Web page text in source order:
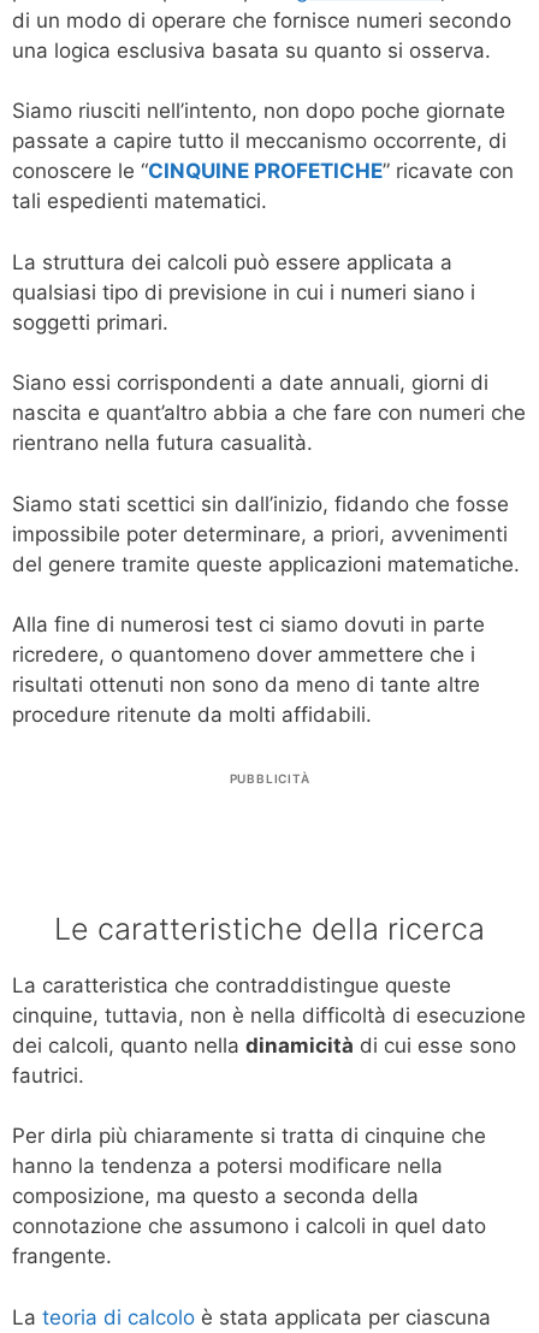
di un modo di operare che fornisce numeri secondo
una logica esclusiva basata su quanto si osserva.
Siamo riusciti nell’intento, non dopo poche giornate
passate a capire tutto il meccanismo occorrente, di
conoscere le “CINQUINE PROFETICHE” ricavate con
tali espedienti matematici.
La struttura dei calcoli può essere applicata a
qualsiasi tipo di previsione in cui i numeri siano i
soggetti primari.
Siano essi corrispondenti a date annuali, giorni di
nascita e quant’altro abbia a che fare con numeri che
rientrano nella futura casualità.
Siamo stati scettici sin dall’inizio, fidando che fosse
impossibile poter determinare, a priori, avvenimenti
del genere tramite queste applicazioni matematiche.
Alla fine di numerosi test ci siamo dovuti in parte
ricredere, o quantomeno dover ammettere che i
risultati ottenuti non sono da meno di tante altre
procedure ritenute da molti affidabili.
PUBBLICITÀ
Le caratteristiche della ricerca
La caratteristica che contraddistingue queste
cinquine, tuttavia, non è nella difficoltà di esecuzione
dei calcoli, quanto nella dinamicità di cui esse sono
fautrici.
Per dirla più chiaramente si tratta di cinquine che
hanno la tendenza a potersi modificare nella
composizione, ma questo a seconda della
connotazione che assumono i calcoli in quel dato
frangente.
La teoria di calcolo è stata applicata per ciascuna